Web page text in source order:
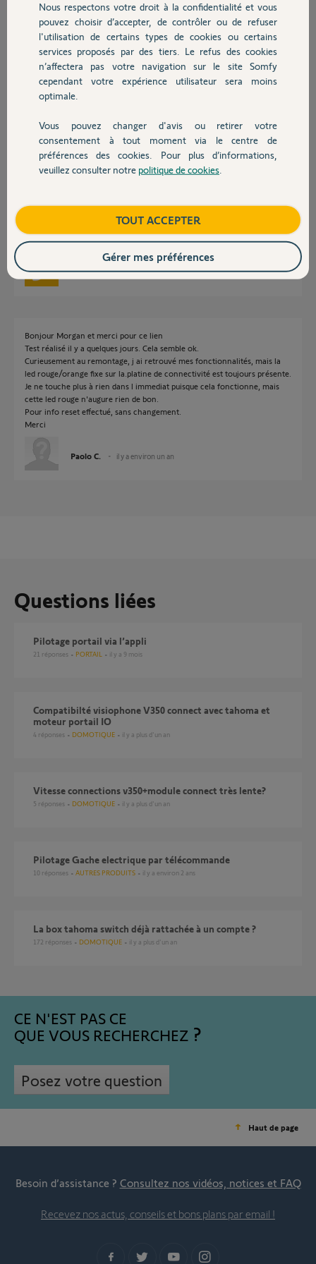
Chauffage
Autres produits
Devis avec un pro
Contact
Paolo C.
il y a environ un an
Participer au fil de discussion
Réponses
Quelques tests à réaliser pour s’assurer du bon fonctionnement d’un
Bonne journée.
Morgan F. il y a environ un an
Bonjour Morgan et merci pour ce lien
Test réalisé il y a quelques jours. Cela semble ok.
Curieusement au remontage, j ai retrouvé mes fonctionnalités, mais la
led rouge/orange fixe sur la.platine de connectivité est toujours présente.
Je ne touche plus à rien dans l immediat puisque cela fonctionne, mais
cette led rouge n'augure rien de bon.
Pour info reset effectué, sans changement.
Merci
Paolo C. il y a environ un an
Questions liées
Pilotage portail via l’appli
21 réponses PORTAIL il y a 9 mois
Compatibilté visiophone V350 connect avec tahoma et
moteur portail IO
4 réponses DOMOTIQUE il y a plus d'un an
Vitesse connections v350+module connect très lente?
5 réponses DOMOTIQUE il y a plus d'un an
Pilotage Gache electrique par télécommande
10 réponses AUTRES PRODUITS il y a environ 2 ans
La box tahoma switch déjà rattachée à un compte ?
172 réponses DOMOTIQUE il y a plus d'un an
CE N'EST PAS CE
QUE VOUS RECHERCHEZ
Posez votre question
Haut de page
Besoin d’assistance ? Consultez nos vidéos, notices et FAQ
Recevez nos actus, conseils et bons plans par email !
Nous respectons votre droit à la confidentialité et vous
pouvez choisir d’accepter, de contrôler ou de refuser
l'utilisation de certains types de cookies ou certains
services proposés par des tiers. Le refus des cookies
n’affectera pas votre navigation sur le site Somfy
cependant votre expérience utilisateur sera moins
optimale.
Vous pouvez changer d'avis ou retirer votre
consentement à tout moment via le centre de
préférences des cookies. Pour plus d’informations,
veuillez consulter notre politique de cookies
TOUT ACCEPTER
Gérer mes préférences